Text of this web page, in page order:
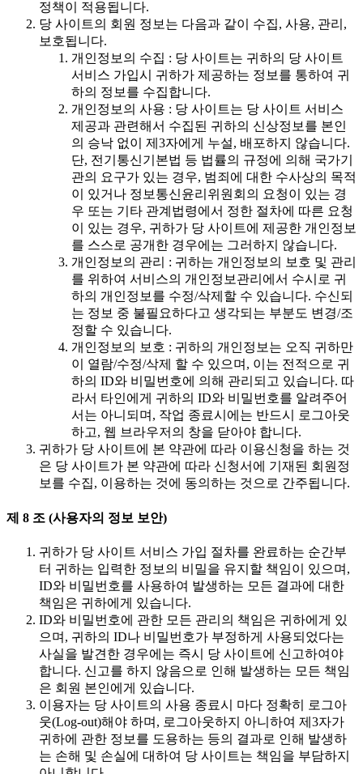
정책이 적용됩니다.
당 사이트의 회원 정보는 다음과 같이 수집, 사용, 관리,
보호됩니다.
개인정보의 수집 : 당 사이트는 귀하의 당 사이트
서비스 가입시 귀하가 제공하는 정보를 통하여 귀
하의 정보를 수집합니다.
개인정보의 사용 : 당 사이트는 당 사이트 서비스
제공과 관련해서 수집된 귀하의 신상정보를 본인
의 승낙 없이 제3자에게 누설, 배포하지 않습니다.
단, 전기통신기본법 등 법률의 규정에 의해 국가기
관의 요구가 있는 경우, 범죄에 대한 수사상의 목적
이 있거나 정보통신윤리위원회의 요청이 있는 경
우 또는 기타 관계법령에서 정한 절차에 따른 요청
이 있는 경우, 귀하가 당 사이트에 제공한 개인정보
를 스스로 공개한 경우에는 그러하지 않습니다.
개인정보의 관리 : 귀하는 개인정보의 보호 및 관리
를 위하여 서비스의 개인정보관리에서 수시로 귀
하의 개인정보를 수정/삭제할 수 있습니다. 수신되
는 정보 중 불필요하다고 생각되는 부분도 변경/조
정할 수 있습니다.
개인정보의 보호 : 귀하의 개인정보는 오직 귀하만
이 열람/수정/삭제 할 수 있으며, 이는 전적으로 귀
하의 ID와 비밀번호에 의해 관리되고 있습니다. 따
라서 타인에게 귀하의 ID와 비밀번호를 알려주어
서는 아니되며, 작업 종료시에는 반드시 로그아웃
하고, 웹 브라우저의 창을 닫아야 합니다.
귀하가 당 사이트에 본 약관에 따라 이용신청을 하는 것
은 당 사이트가 본 약관에 따라 신청서에 기재된 회원정
보를 수집, 이용하는 것에 동의하는 것으로 간주됩니다.
제 8 조 (사용자의 정보 보안)
귀하가 당 사이트 서비스 가입 절차를 완료하는 순간부
터 귀하는 입력한 정보의 비밀을 유지할 책임이 있으며,
ID와 비밀번호를 사용하여 발생하는 모든 결과에 대한
책임은 귀하에게 있습니다.
ID와 비밀번호에 관한 모든 관리의 책임은 귀하에게 있
으며, 귀하의 ID나 비밀번호가 부정하게 사용되었다는
사실을 발견한 경우에는 즉시 당 사이트에 신고하여야
합니다. 신고를 하지 않음으로 인해 발생하는 모든 책임
은 회원 본인에게 있습니다.
이용자는 당 사이트의 사용 종료시 마다 정확히 로그아
웃(Log-out)해야 하며, 로그아웃하지 아니하여 제3자가
귀하에 관한 정보를 도용하는 등의 결과로 인해 발생하
는 손해 및 손실에 대하여 당 사이트는 책임을 부담하지